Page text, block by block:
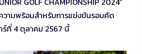
วามพร้อมสำหรับการแข่งขันรอบคัด
ร์ที่ 4 ตุลาคม 2567 นี้